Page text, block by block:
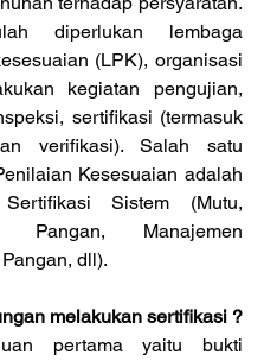
diperlukan lembaga
(LPK), organisasi
kegiatan pengujian,
sertifikasi (termasuk
verifikasi). Salah satu
Kesesuaian adalah
Sistem (Mutu,
Pangan, Manajemen
dll).
melakukan sertifikasi ?
pertama yaitu bukti